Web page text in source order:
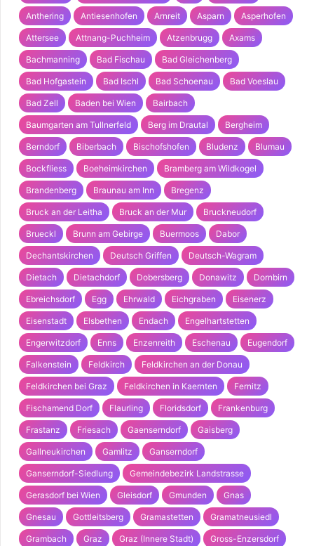
Anthering Antiesenhofen Arnreit Asparn Asperhofen
Attersee Attnang-Puchheim Atzenbrugg Axams
Bachmanning Bad Fischau Bad Gleichenberg
Bad Hofgastein Bad Ischl Bad Schoenau Bad Voeslau
Bad Zell Baden bei Wien Bairbach
Baumgarten am Tullnerfeld Berg im Drautal Bergheim
Berndorf Biberbach Bischofshofen Bludenz Blumau
Bockfliess Boeheimkirchen Bramberg am Wildkogel
Brandenberg Braunau am Inn Bregenz
Bruck an der Leitha Bruck an der Mur Bruckneudorf
Brueckl Brunn am Gebirge Buermoos Dabor
Dechantskirchen Deutsch Griffen Deutsch-Wagram
Dietach Dietachdorf Dobersberg Donawitz Dornbirn
Ebreichsdorf Egg Ehrwald Eichgraben Eisenerz
Eisenstadt Elsbethen Endach Engelhartstetten
Engerwitzdorf Enns Enzenreith Eschenau Eugendorf
Falkenstein Feldkirch Feldkirchen an der Donau
Feldkirchen bei Graz Feldkirchen in Kaernten Fernitz
Fischamend Dorf Flaurling Floridsdorf Frankenburg
Frastanz Friesach Gaenserndorf Gaisberg
Gallneukirchen Gamlitz Ganserndorf
Ganserndorf-Siedlung Gemeindebezirk Landstrasse
Gerasdorf bei Wien Gleisdorf Gmunden Gnas
Gnesau Gottleitsberg Gramastetten Gramatneusiedl
Grambach Graz Graz (Innere Stadt) Gross-Enzersdorf